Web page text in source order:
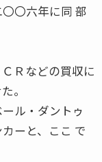
〇六年に同 部
Ｒなどの買収に
。
ル・ダントゥ
ーと、ここ で